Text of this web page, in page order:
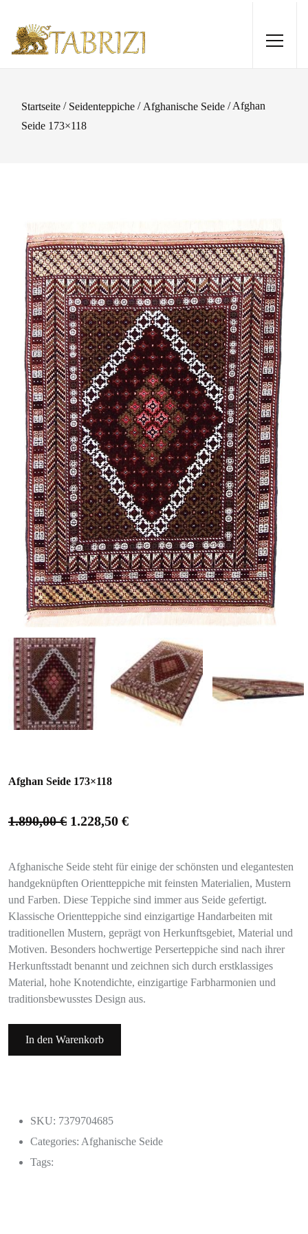
Startseite / Seidenteppiche / Afghanische Seide / Afghan
Seide 173×118
Afghan Seide 173×118
1.890,00€ 1.228,50 €
Afghanische Seide steht für einige der schönsten und elegantesten
handgeknüpften Orientteppiche mit feinsten Materialien, Mustern
und Farben. Diese Teppiche sind immer aus Seide gefertigt.
Klassische Orientteppiche sind einzigartige Handarbeiten mit
traditionellen Mustern, geprägt von Herkunftsgebiet, Material und
Motiven. Besonders hochwertige Perserteppiche sind nach ihrer
Herkunftsstadt benannt und zeichnen sich durch erstklassiges
Material, hohe Knotendichte, einzigartige Farbharmonien und
traditionsbewusstes Design aus.
In den Warenkorb
SKU: 7379704685
Categories: Afghanische Seide
Tags:
1.080,00€ + HINZUFÜGEN